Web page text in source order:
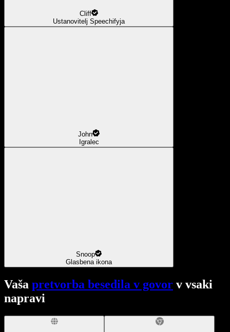
Cliff
Ustanovitelj Speechifyja
John
Igralec
Snoop
Glasbena ikona
Vaša pretvorba besedila v govor v vsaki
napravi